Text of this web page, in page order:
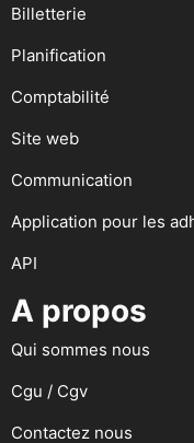
Billetterie
Planification
Comptabilité
Site web
Communication
Application pour les
API
A propos
Qui sommes nous
Cgu / Cgv
Contactez nous